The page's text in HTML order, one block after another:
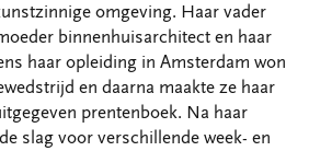
omgeving. Haar vader
binnenhuisarchitect en haar
haar opleiding in Amsterdam won
en daarna maakte ze haar
prentenboek. Na haar
slag voor verschillende week- en